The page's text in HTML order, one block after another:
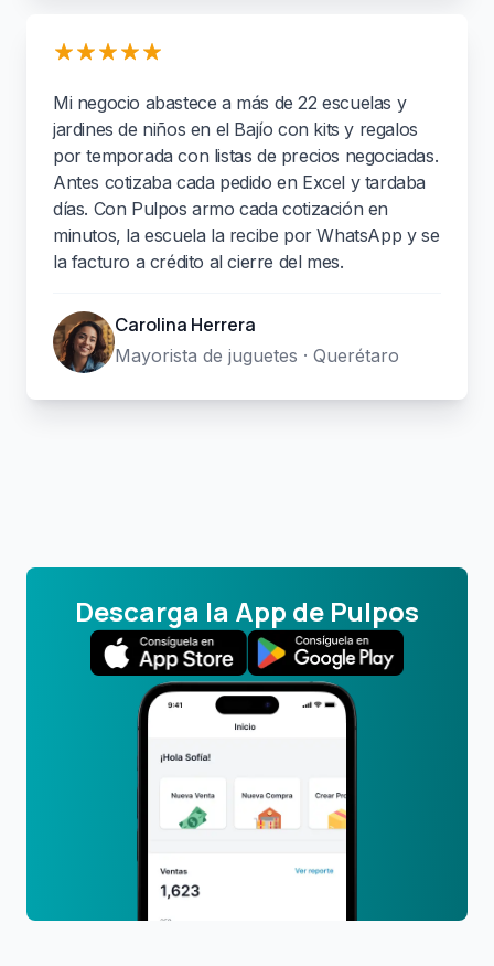
Mi negocio abastece a más de 22 escuelas y
jardines de niños en el Bajío con kits y regalos
por temporada con listas de precios negociadas.
Antes cotizaba cada pedido en Excel y tardaba
días. Con Pulpos armo cada cotización en
minutos, la escuela la recibe por WhatsApp y se
la facturo a crédito al cierre del mes.
Carolina Herrera
Mayorista de juguetes · Querétaro
Descarga la App de Pulpos